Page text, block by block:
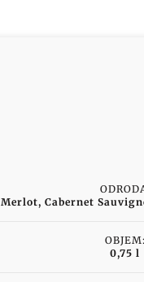
Merlot, Cabernet
OBJEM:
0,75 l